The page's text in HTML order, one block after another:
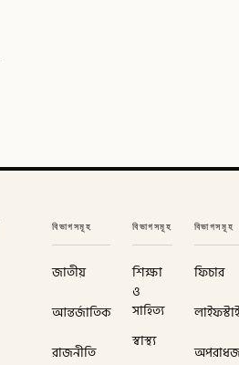
বিভাগসমূহ
জাতীয়
আন্তর্জাতিক
রাজনীতি
বিভাগসমূহ
শিক্ষা
ও
সাহিত্য
স্বাস্থ্য
বিভাগসমূহ
ফিচার